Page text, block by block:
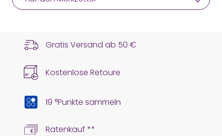
Gratis Versand ab 50 €
Kostenlose Retoure
19 °Punkte sammeln
Ratenkauf **